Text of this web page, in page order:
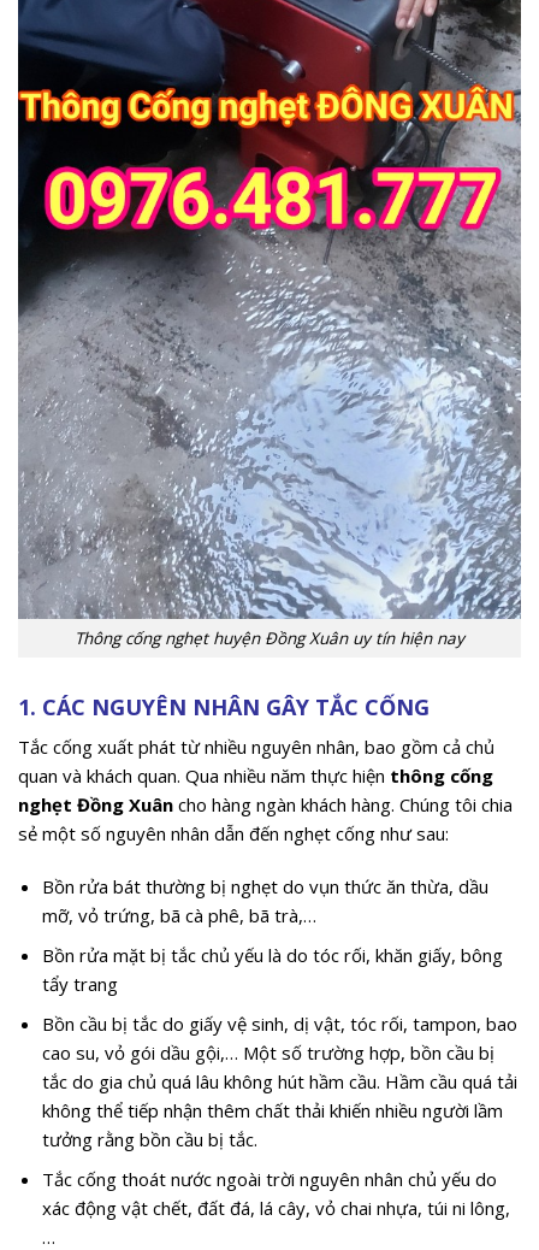
Thông cống nghẹt huyện Đồng Xuân uy tín hiện nay
1. CÁC NGUYÊN NHÂN GÂY TẮC CỐNG
Tắc cống xuất phát từ nhiều nguyên nhân, bao gồm cả chủ
quan và khách quan. Qua nhiều năm thực hiện thông cống
nghẹt Đồng Xuân cho hàng ngàn khách hàng. Chúng tôi chia
sẻ một số nguyên nhân dẫn đến nghẹt cống như sau:
Bồn rửa bát thường bị nghẹt do vụn thức ăn thừa, dầu
mỡ, vỏ trứng, bã cà phê, bã trà,…
Bồn rửa mặt bị tắc chủ yếu là do tóc rối, khăn giấy, bông
tẩy trang
Bồn cầu bị tắc do giấy vệ sinh, dị vật, tóc rối, tampon, bao
cao su, vỏ gói dầu gội,… Một số trường hợp, bồn cầu bị
tắc do gia chủ quá lâu không hút hầm cầu. Hầm cầu quá tải
không thể tiếp nhận thêm chất thải khiến nhiều người lầm
tưởng rằng bồn cầu bị tắc.
Tắc cống thoát nước ngoài trời nguyên nhân chủ yếu do
xác động vật chết, đất đá, lá cây, vỏ chai nhựa, túi ni lông,
…